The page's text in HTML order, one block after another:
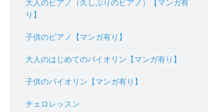
大人のピアノ（久しぶりのピアノ）【マンガ有
り】
子供のピアノ【マンガ有り】
大人のはじめてのバイオリン【マンガ有り】
子供のバイオリン【マンガ有り】
チェロレッスン